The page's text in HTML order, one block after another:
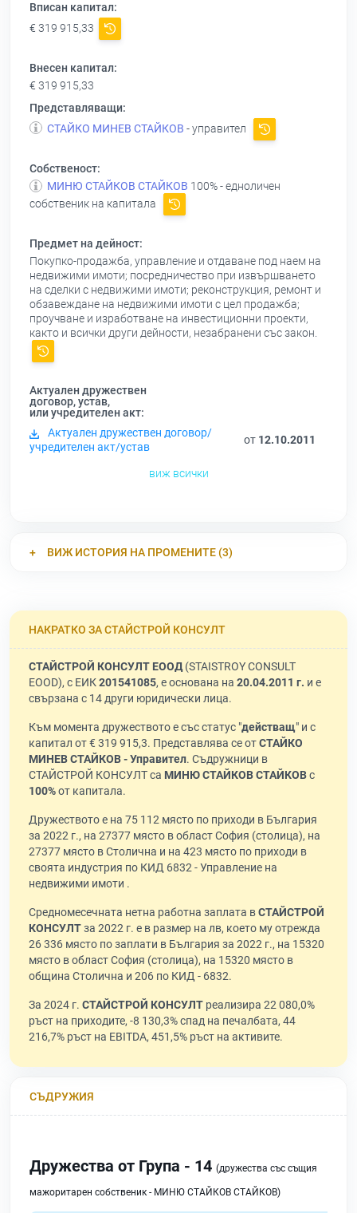
Вписан капитал:
€ 319 915,33
Внесен капитал:
€ 319 915,33
Представляващи:
СТАЙКО МИНЕВ СТАЙКОВ - управител
Собственост:
МИНЮ СТАЙКОВ СТАЙКОВ 100% - едноличен
собственик на капитала
Предмет на дейност:
Покупко-продажба, управление и отдаване под наем на
недвижими имоти; посредничество при извършването
на сделки с недвижими имоти; реконструкция, ремонт и
обзавеждане на недвижими имоти с цел продажба;
проучване и изработване на инвестиционни проекти,
както и всички други дейности, незабранени със закон.
Актуален дружествен
договор, устав,
или учредителен акт:
Актуален дружествен договор/
учредителен акт/устав
от 12.10.2011
виж всички
ВИЖ ИСТОРИЯ НА ПРОМЕНИТЕ (3)
НАКРАТКО ЗА СТАЙСТРОЙ КОНСУЛТ
СТАЙСТРОЙ КОНСУЛТ ЕООД(STAISTROY CONSULT
EOOD), с ЕИК201541085, е основана на 20.04.2011 г. и е
свързана с 14 други юридически лица.
Към момента дружеството е със статус "действащ" и с
капитал от € 319 915,3. Представлява се отСТАЙКО
МИНЕВ СТАЙКОВ - Управител. Съдружници в
СТАЙСТРОЙ КОНСУЛТ са МИНЮ СТАЙКОВ СТАЙКОВс
100%от капитала.
Дружеството е на 75 112 място по приходи в България
за 2022 г., на 27377 място в област София (столица), на
27377 място в Столична и на 423 място по приходи в
своята индустрия по КИД 6832 - Управление на
недвижими имоти .
Средномесечната нетна работна заплата вСТАЙСТРОЙ
КОНСУЛТза 2022 г. е в размер на лв, което му отрежда
26 336 място по заплати в България за 2022 г., на 15320
място в област София (столица), на 15320 място в
община Столична и 206 по КИД - 6832.
За 2024 г. СТАЙСТРОЙ КОНСУЛТ реализира 22 080,0%
ръст на приходите, -8 130,3% спад на печалбата, 44
216,7% ръст на EBITDA, 451,5% ръст на активите.
СЪДРУЖИЯ
Дружества от Група - 14 (дружества със същия
мажоритарен собственик - МИНЮ СТАЙКОВ СТАЙКОВ)